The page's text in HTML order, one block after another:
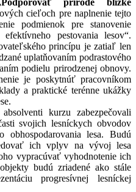
cieľoch pre naplnenie tejto
podmienok pre stanovenie
pestovania lesov“.
princípu je zatiaľ len
uplatňovaním podrastového
podielu prirodzenej obnovy.
je poskytnúť pracovníkom
a praktické terénne ukážky
kurzu zabezpečovali
svojich lesníckych obvodov
obhospodarovania lesa. Budú
ich vplyv na vývoj lesa
vypracúvať vyhodnotenie ich
budú zriadené ako stále
progresívnej lesníckej